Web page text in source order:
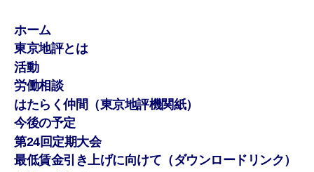
ホーム
東京地評とは
活動
労働相談
はたらく仲間（東京地評機関紙）
今後の予定
第24回定期大会
最低賃金引き上げに向けて（ダウンロードリンク）